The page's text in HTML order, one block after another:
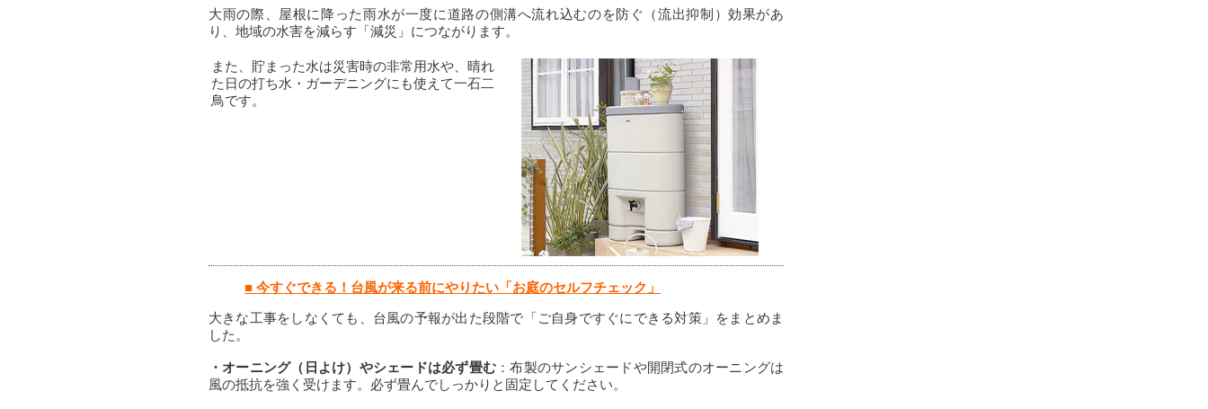
大雨の際、屋根に降った雨水が一度に道路の側溝へ流れ込むのを防ぐ（流出抑制）効果があ
り、地域の水害を減らす「減災」につながります。
また、貯まった水は災害時の非常用水や、晴れ
た日の打ち水・ガーデニングにも使えて一石二
鳥です。
■ 今すぐできる！台風が来る前にやりたい「お庭のセルフチェック」
大きな工事をしなくても、台風の予報が出た段階で「ご自身ですぐにできる対策」をまとめま
した。
・オーニング（日よけ）やシェードは必ず畳む ：布製のサンシェードや開閉式のオーニングは
風の抵抗を強く受けます。必ず畳んでしっかりと固定してください。